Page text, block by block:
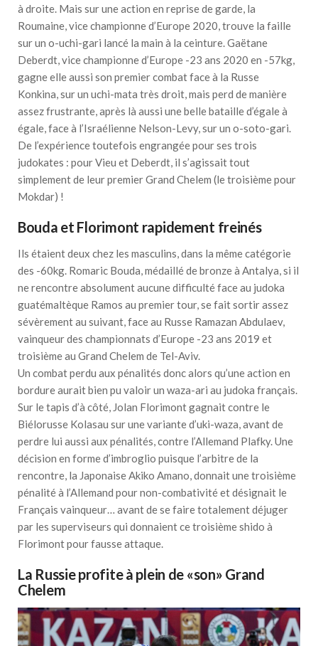
à droite. Mais sur une action en reprise de garde, la
Roumaine, vice championne d’Europe 2020, trouve la faille
sur un o-uchi-gari lancé la main à la ceinture. Gaëtane
Deberdt, vice championne d’Europe -23 ans 2020 en -57kg,
gagne elle aussi son premier combat face à la Russe
Konkina, sur un uchi-mata très droit, mais perd de manière
assez frustrante, après là aussi une belle bataille d’égale à
égale, face à l’Israélienne Nelson-Levy, sur un o-soto-gari.
De l’expérience toutefois engrangée pour ses trois
judokates : pour Vieu et Deberdt, il s’agissait tout
simplement de leur premier Grand Chelem (le troisième pour
Mokdar) !
Bouda et Florimont rapidement freinés
Ils étaient deux chez les masculins, dans la même catégorie
des -60kg. Romaric Bouda, médaillé de bronze à Antalya, si il
ne rencontre absolument aucune difficulté face au judoka
guatémaltèque Ramos au premier tour, se fait sortir assez
sévèrement au suivant, face au Russe Ramazan Abdulaev,
vainqueur des championnats d’Europe -23 ans 2019 et
troisième au Grand Chelem de Tel-Aviv.
Un combat perdu aux pénalités donc alors qu’une action en
bordure aurait bien pu valoir un waza-ari au judoka français.
Sur le tapis d’à côté, Jolan Florimont gagnait contre le
Biélorusse Kolasau sur une variante d’uki-waza, avant de
perdre lui aussi aux pénalités, contre l’Allemand Plafky. Une
décision en forme d’imbroglio puisque l’arbitre de la
rencontre, la Japonaise Akiko Amano, donnait une troisième
pénalité à l’Allemand pour non-combativité et désignait le
Français vainqueur… avant de se faire totalement déjuger
par les superviseurs qui donnaient ce troisième shido à
Florimont pour fausse attaque.
La Russie profite à plein de «son» Grand
Chelem